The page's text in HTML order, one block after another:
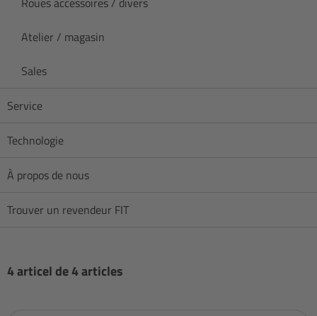
Atelier / magasin
Sales
Service
Technologie
À propos de nous
Trouver un revendeur FIT
4 articel de 4 articles